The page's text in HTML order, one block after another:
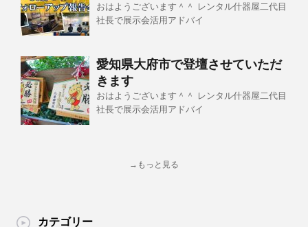
おはようございます＾＾ レンタル什器屋二代目
社長で展示会活用アドバイ
愛知県大府市で登壇させていただ
きます
おはようございます＾＾ レンタル什器屋二代目
社長で展示会活用アドバイ
→もっと見る
カテゴリー